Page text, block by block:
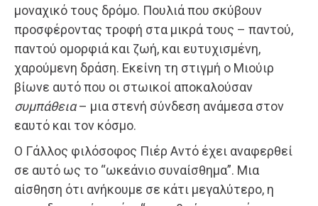
μοναχικό τους δρόμο. Πουλιά που σκύβουν
προσφέροντας τροφή στα μικρά τους – παντού,
παντού ομορφιά και ζωή, και ευτυχισμένη,
χαρούμενη δράση. Εκείνη τη στιγμή ο Μιούιρ
βίωνε αυτό που οι στωικοί αποκαλούσαν
συμπάθεια– μια στενή σύνδεση ανάμεσα στον
εαυτό και τον κόσμο.
Ο Γάλλος φιλόσοφος Πιέρ Αντό έχει αναφερθεί
σε αυτό ως το “ωκεάνιο συναίσθημα”. Μια
αίσθηση ότι ανήκουμε σε κάτι μεγαλύτερο, η